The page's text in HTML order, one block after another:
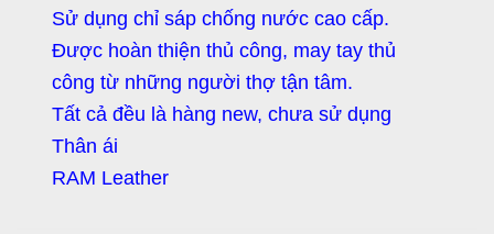
Sử dụng chỉ sáp chống nước cao cấp.
Được hoàn thiện thủ công, may tay thủ
công từ những người thợ tận tâm.
Tất cả đều là hàng new, chưa sử dụng
Thân ái
RAM Leather